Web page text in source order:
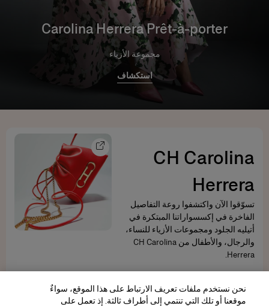
Carolina Herrera Prêt-à-porter
مجموعة الأزياء
استكشاف
CH Carolina
Herrera
تسوّقوا الآن واكتشفوا روعة التفاصيل
الفاخرة في إكسسواراتنا المبتكرة في
أتيليه الجلود ومجموعات الأزياء للنساء،
والرجال، والأطفال من CH Carolina
Herrera.
اكتشاف المزيد
نحن نستخدم ملفات تعريف الارتباط على هذا الموقع، سواءٌ
موقعنا أو تلك التي تنتمي إلى أطراف ثالثة. إذ تعمل على